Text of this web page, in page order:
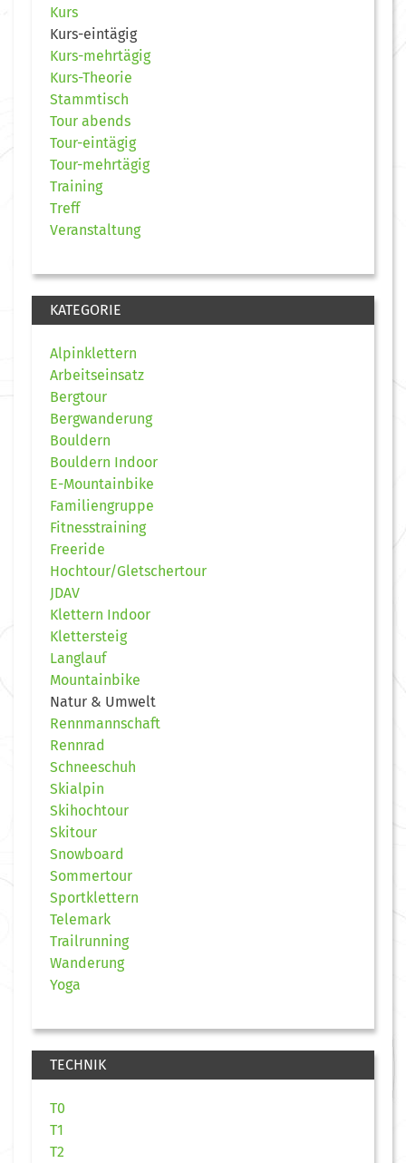
Kurs
Kurs-eintägig
Kurs-mehrtägig
Kurs-Theorie
Stammtisch
Tour abends
Tour-eintägig
Tour-mehrtägig
Training
Treff
Veranstaltung
KATEGORIE
Alpinklettern
Arbeitseinsatz
Bergtour
Bergwanderung
Bouldern
Bouldern Indoor
E-Mountainbike
Familiengruppe
Fitnesstraining
Freeride
Hochtour/Gletschertour
JDAV
Klettern Indoor
Klettersteig
Langlauf
Mountainbike
Natur & Umwelt
Rennmannschaft
Rennrad
Schneeschuh
Skialpin
Skihochtour
Skitour
Snowboard
Sommertour
Sportklettern
Telemark
Trailrunning
Wanderung
Yoga
TECHNIK
T0
T1
T2